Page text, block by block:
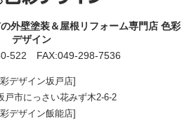
外壁塗装＆屋根リフォーム専門店 色彩
デザイン
522 FAX:049-298-7536
デザイン坂戸店]
戸市にっさい花みず木2-6-2
デザイン飯能店]